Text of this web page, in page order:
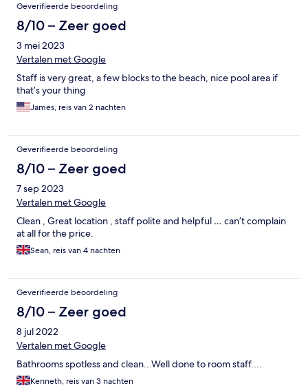
Geverifieerde beoordeling
8/10 – Zeer goed
3 mei 2023
Vertalen met Google
Staff is very great, a few blocks to the beach, nice pool area if
that’s your thing
James, reis van 2 nachten
Geverifieerde beoordeling
8/10 – Zeer goed
7 sep 2023
Vertalen met Google
Clean , Great location , staff polite and helpful … can’t complain
at all for the price.
Sean, reis van 4 nachten
Geverifieerde beoordeling
8/10 – Zeer goed
8 jul 2022
Vertalen met Google
Bathrooms spotless and clean...Well done to room staff....
Kenneth, reis van 3 nachten